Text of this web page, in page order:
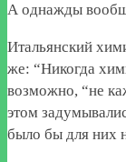
А однажды
Итальянский
же: “Никогда
возможно, “не
этом
было бы для них